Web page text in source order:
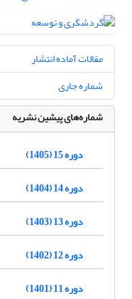
مقالات آماده انتشار
شماره جاری
شماره‌های پیشین نشریه
دوره 15 (1405)
دوره 14 (1404)
دوره 13 (1403)
دوره 12 (1402)
دوره 11 (1401)